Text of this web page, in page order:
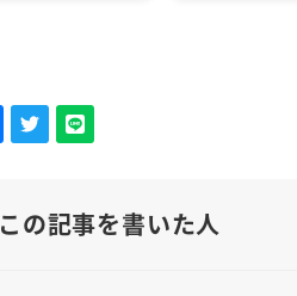
この記事を書いた人